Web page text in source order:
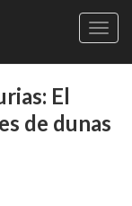
El
de dunas